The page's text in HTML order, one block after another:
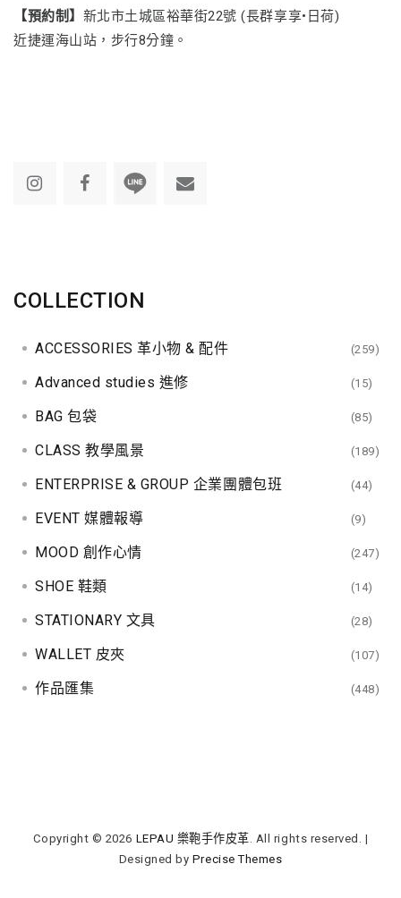
【預約制】 新北市土城區裕華街22號 (長群享享•日荷)
近捷運海山站，步行8分鐘。
COLLECTION
ACCESSORIES 革小物 & 配件 (259)
Advanced studies 進修 (15)
BAG 包袋 (85)
CLASS 教學風景 (189)
ENTERPRISE & GROUP 企業團體包班 (44)
EVENT 媒體報導 (9)
MOOD 創作心情 (247)
SHOE 鞋類 (14)
STATIONARY 文具 (28)
WALLET 皮夾 (107)
作品匯集 (448)
Copyright © 2026 LEPAU 樂鞄手作皮革 . All rights reserved.
|
Designed by Precise Themes